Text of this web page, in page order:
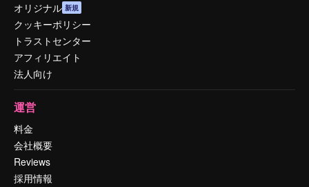
オリジナル 新規
クッキーポリシー
トラストセンター
アフィリエイト
法人向け
運営
料金
会社概要
Reviews
採用情報